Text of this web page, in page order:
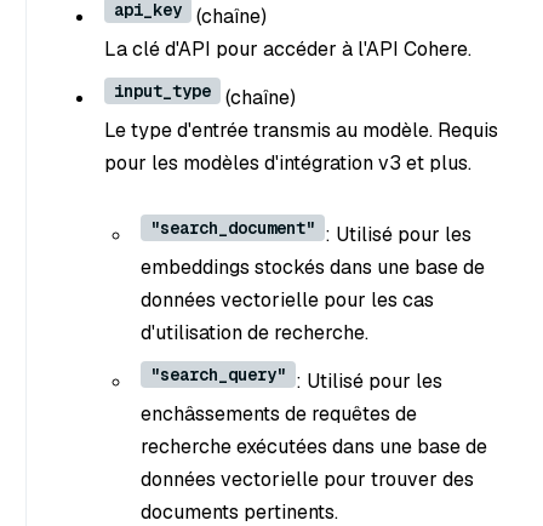
api_key (chaîne)
La clé d'API pour accéder à l'API Cohere.
input_type (chaîne)
Le type d'entrée transmis au modèle. Requis
pour les modèles d'intégration v3 et plus.
"search_document" : Utilisé pour les
embeddings stockés dans une base de
données vectorielle pour les cas
d'utilisation de recherche.
"search_query" : Utilisé pour les
enchâssements de requêtes de
recherche exécutées dans une base de
données vectorielle pour trouver des
documents pertinents.